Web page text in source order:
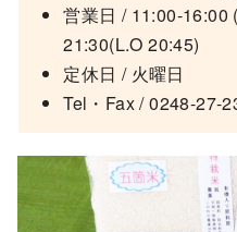
営業日 / 11:00-16:00
21:30(L.O 20:45)
定休日 / 火曜日
Tel・Fax / 0248-27-